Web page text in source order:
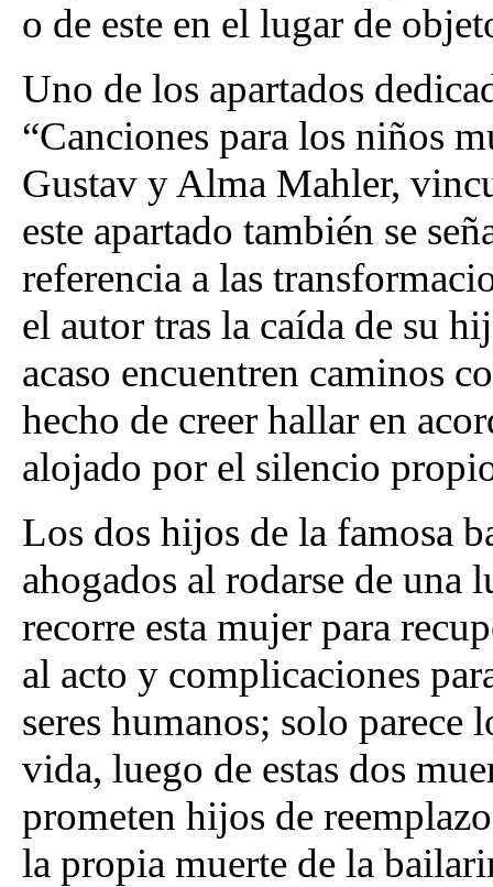
o de este en el lugar de
Uno de los apartados
“Canciones para los niños
Gustav y Alma Mahler,
este apartado también se
referencia a las
el autor tras la caída de su
acaso encuentren caminos
hecho de creer hallar en
alojado por el silencio
Los dos hijos de la famosa
ahogados al rodarse de una
recorre esta mujer para
al acto y complicaciones
seres humanos; solo parece
vida, luego de estas dos
prometen hijos de
la propia muerte de la